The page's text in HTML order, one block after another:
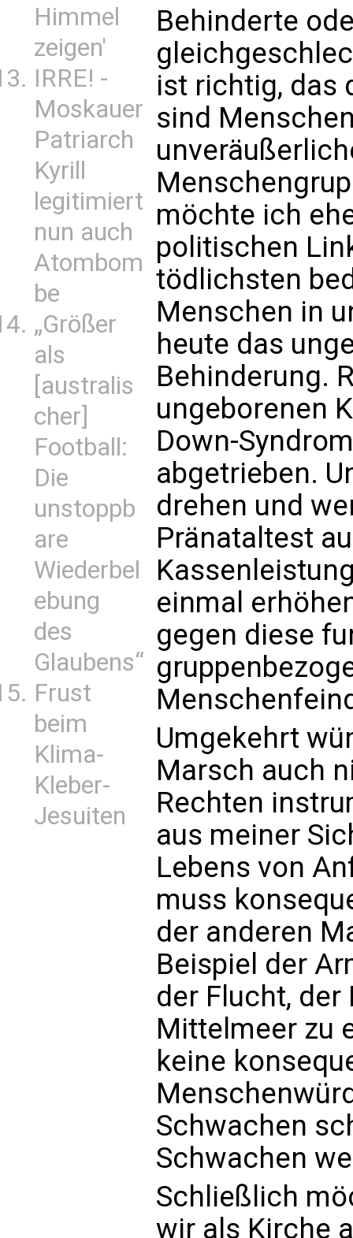
Himmel
zeigen'
IRRE! -
Moskauer
Patriarch
Kyrill
legitimiert
nun auch
Atombom
be
„Größer
als
[australis
cher]
Football:
Die
unstoppb
are
Wiederbel
ebung
des
Glaubens“
Frust
beim
Klima-
Kleber-
Jesuiten
Behinderte
ist richtig, das
sind
möchte ich
politischen
tödlichsten
Menschen in
heute das
Behinderung.
ungeborenen
Down-
abgetrieben.
drehen und
Pränataltest
einmal
gegen diese
Umgekehrt
Marsch auch
Rechten
aus meiner
Lebens von
muss
der anderen
Beispiel der
der Flucht,
Mittelmeer zu
keine
Schwachen
Schwachen
Schließlich
wir als Kirche